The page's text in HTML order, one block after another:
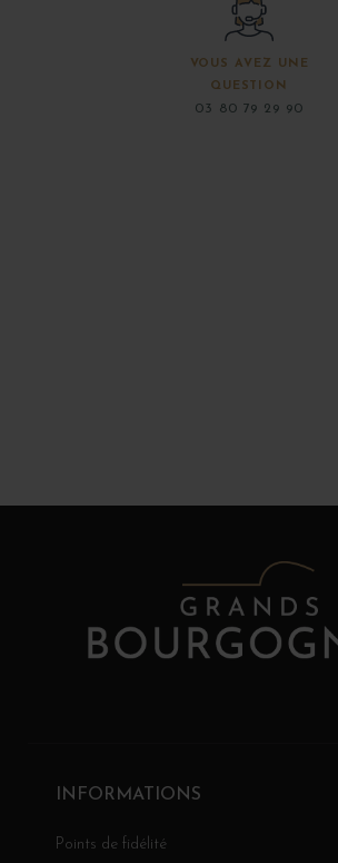
VOUS AVEZ UNE
QUESTION
03 80 79 29 90
INFORMATIONS
Points de fidélité